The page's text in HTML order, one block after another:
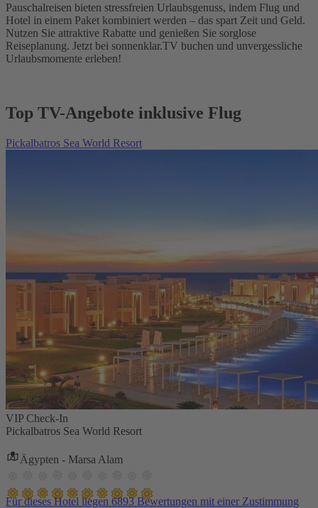
Pauschalreisen bieten stressfreien Urlaubsgenuss, indem Flug und
Hotel in einem Paket kombiniert werden – das spart Zeit und Geld.
Nutzen Sie attraktive Rabatte und genießen Sie sorglose
Reiseplanung. Jetzt bei sonnenklar.TV buchen und unvergessliche
Urlaubsmomente erleben!
Top TV-Angebote inklusive Flug
Pickalbatros Sea World Resort
VIP Check-In
Pickalbatros Sea World Resort
Ägypten - Marsa Alam
Für dieses Hotel liegen 6893 Bewertungen mit einer Zustimmung